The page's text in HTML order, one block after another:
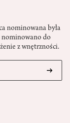
nominowana była
nominowano do
z wnętrzności.